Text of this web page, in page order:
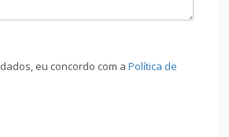
eu concordo com a Política de